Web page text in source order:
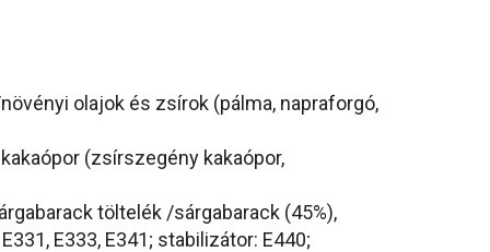
olajok és zsírok (pálma, napraforgó,
(zsírszegény kakaópor,
töltelék /sárgabarack (45%),
E333, E341; stabilizátor: E440;